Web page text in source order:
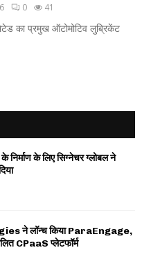
0 41
का प्रमुख ऑटोमोटिव लुब्रिकेंट
निर्माण के लिए सिग्नेचर ग्लोबल ने
ने लॉन्च किया ParaEngage,
CPaaS प्लेटफॉर्म